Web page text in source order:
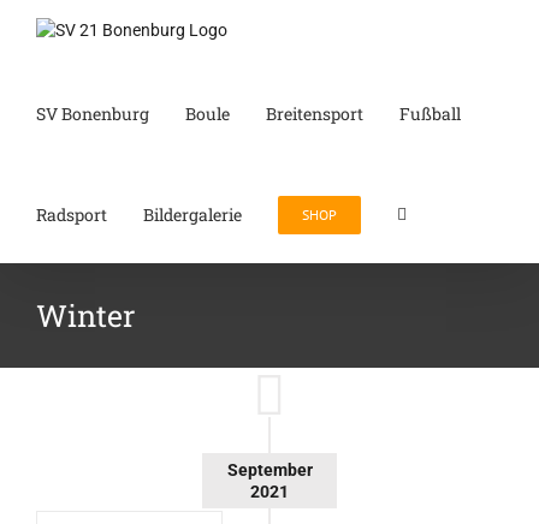
Inhalt
SV Bonenburg Boule Breitensport Fußball
Radsport Bildergalerie SHOP
Winter
September
2021